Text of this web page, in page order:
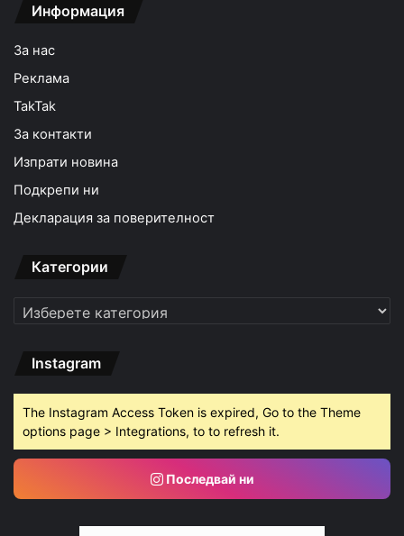
Информация
За нас
Реклама
TakTak
За контакти
Изпрати новина
Подкрепи ни
Декларация за поверителност
Категории
Категории
Instagram
The Instagram Access Token is expired, Go to the Theme
options page > Integrations, to to refresh it.
Последвай ни